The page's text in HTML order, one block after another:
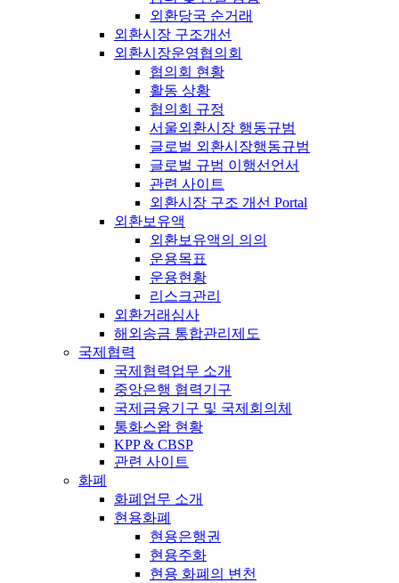
외환당국 순거래
외환시장 구조개선
외환시장운영협의회
협의회 현황
활동 상황
협의회 규정
서울외환시장 행동규범
글로벌 외환시장행동규범
글로벌 규범 이행선언서
관련 사이트
외환시장 구조 개선 Portal
외환보유액
외환보유액의 의의
운용목표
운용현황
리스크관리
외환거래심사
해외송금 통합관리제도
국제협력
국제협력업무 소개
중앙은행 협력기구
국제금융기구 및 국제회의체
통화스왑 현황
KPP & CBSP
관련 사이트
화폐
화폐업무 소개
현용화폐
현용은행권
현용주화
현용 화폐의 변천